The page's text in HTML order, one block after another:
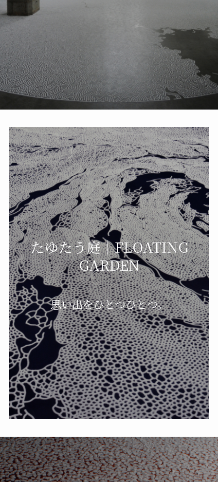
たゆたう庭｜FLOATING
GARDEN
思い出をひとつひとつ。